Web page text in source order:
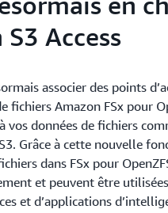
Access
associer des points
fichiers Amazon FSx pour
vos données de fichiers
Grâce à cette nouvelle
dans FSx pour
et peuvent être
et d’applications